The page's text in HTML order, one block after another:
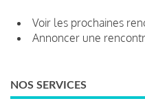
Voir les prochaines
Annoncer une
NOS SERVICES